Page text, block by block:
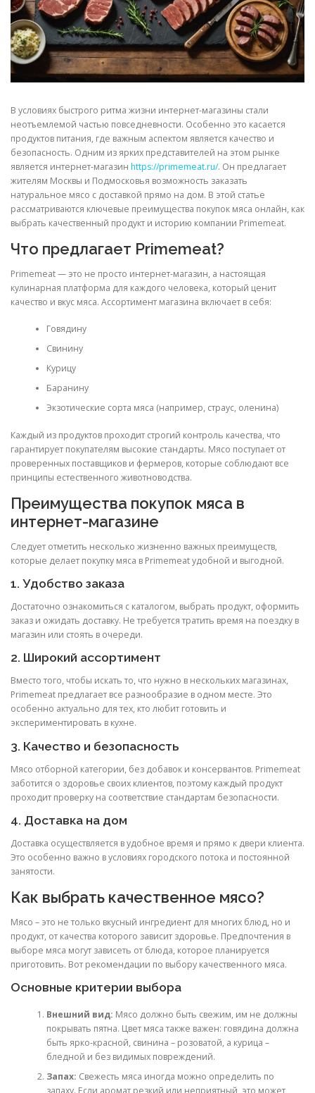
В условиях быстрого ритма жизни интернет-магазины стали
неотъемлемой частью повседневности. Особенно это касается
продуктов питания, где важным аспектом является качество и
безопасность. Одним из ярких представителей на этом рынке
является интернет-магазин https://primemeat.ru/. Он предлагает
жителям Москвы и Подмосковья возможность заказать
натуральное мясо с доставкой прямо на дом. В этой статье
рассматриваются ключевые преимущества покупок мяса онлайн, как
выбрать качественный продукт и историю компании Primemeat.
Что предлагает Primemeat?
Primemeat — это не просто интернет-магазин, а настоящая
кулинарная платформа для каждого человека, который ценит
качество и вкус мяса. Ассортимент магазина включает в себя:
Говядину
Свинину
Курицу
Баранину
Экзотические сорта мяса (например, страус, оленина)
Каждый из продуктов проходит строгий контроль качества, что
гарантирует покупателям высокие стандарты. Мясо поступает от
проверенных поставщиков и фермеров, которые соблюдают все
принципы естественного животноводства.
Преимущества покупок мяса в
интернет-магазине
Следует отметить несколько жизненно важных преимуществ,
которые делает покупку мяса в Primemeat удобной и выгодной.
1. Удобство заказа
Достаточно ознакомиться с каталогом, выбрать продукт, оформить
заказ и ожидать доставку. Не требуется тратить время на поездку в
магазин или стоять в очереди.
2. Широкий ассортимент
Вместо того, чтобы искать то, что нужно в нескольких магазинах,
Primemeat предлагает все разнообразие в одном месте. Это
особенно актуально для тех, кто любит готовить и
экспериментировать в кухне.
3. Качество и безопасность
Мясо отборной категории, без добавок и консервантов. Primemeat
заботится о здоровье своих клиентов, поэтому каждый продукт
проходит проверку на соответствие стандартам безопасности.
4. Доставка на дом
Доставка осуществляется в удобное время и прямо к двери клиента.
Это особенно важно в условиях городского потока и постоянной
занятости.
Как выбрать качественное мясо?
Мясо – это не только вкусный ингредиент для многих блюд, но и
продукт, от качества которого зависит здоровье. Предпочтения в
выборе мяса могут зависеть от блюда, которое планируется
приготовить. Вот рекомендации по выбору качественного мяса.
Основные критерии выбора
Внешний вид: Мясо должно быть свежим, им не должны
покрывать пятна. Цвет мяса также важен: говядина должна
быть ярко-красной, свинина – розоватой, а курица –
бледной и без видимых повреждений.
Запах: Свежесть мяса иногда можно определить по
запаху. Если аромат резкий или неприятный, это может